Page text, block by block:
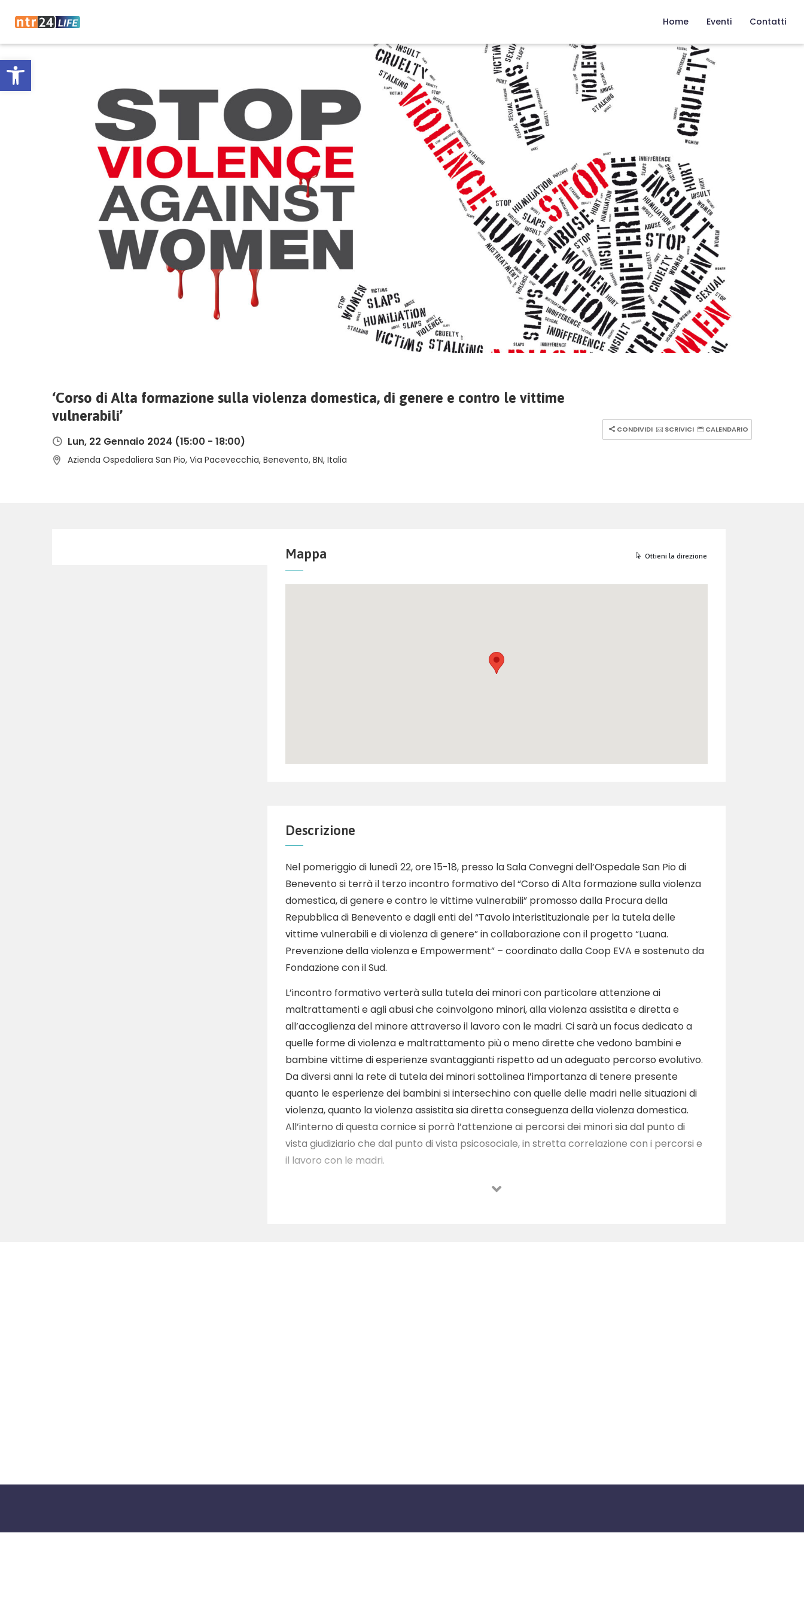
Open toolbar
Home Eventi Contatti
‘Corso di Alta formazione sulla violenza domestica, di genere e contro le vittime
vulnerabili’
Lun, 22 Gennaio 2024 (15:00 - 18:00)
Azienda Ospedaliera San Pio, Via Pacevecchia, Benevento, BN, Italia
CONDIVIDI SCRIVICI CALENDARIO
Mappa Ottieni la direzione
Descrizione
Nel pomeriggio di lunedì 22, ore 15-18, presso la Sala Convegni dell’Ospedale San Pio di
Benevento si terrà il terzo incontro formativo del “Corso di Alta formazione sulla violenza
domestica, di genere e contro le vittime vulnerabili” promosso dalla Procura della
Repubblica di Benevento e dagli enti del “Tavolo interistituzionale per la tutela delle
vittime vulnerabili e di violenza di genere” in collaborazione con il progetto “Luana.
Prevenzione della violenza e Empowerment” – coordinato dalla Coop EVA e sostenuto da
Fondazione con il Sud.
L’incontro formativo verterà sulla tutela dei minori con particolare attenzione ai
maltrattamenti e agli abusi che coinvolgono minori, alla violenza assistita e diretta e
all’accoglienza del minore attraverso il lavoro con le madri. Ci sarà un focus dedicato a
quelle forme di violenza e maltrattamento più o meno dirette che vedono bambini e
bambine vittime di esperienze svantaggianti rispetto ad un adeguato percorso evolutivo.
Da diversi anni la rete di tutela dei minori sottolinea l’importanza di tenere presente
quanto le esperienze dei bambini si intersechino con quelle delle madri nelle situazioni di
violenza, quanto la violenza assistita sia diretta conseguenza della violenza domestica.
All’interno di questa cornice si porrà l’attenzione ai percorsi dei minori sia dal punto di
vista giudiziario che dal punto di vista psicosociale, in stretta correlazione con i percorsi e
il lavoro con le madri.
L’incontro verrà introdotto e coordinato dalla professoressa Antonella Tartaglia Polcini,